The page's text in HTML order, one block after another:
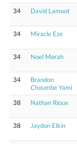
34
David Lamoot
34
Miracle Eze
34 Noel Morah
34
Brandon
Choumbe Yami
38 Nathan Rioux
38
Jaydon Elkin